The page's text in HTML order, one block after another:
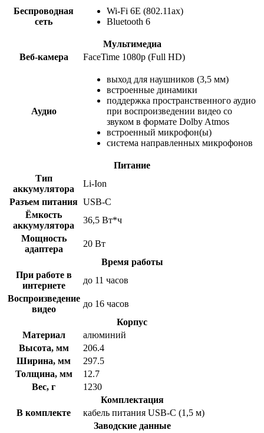
Беспроводная
сеть
Wi-Fi 6E (802.11ax)
Bluetooth 6
Мультимедиа
Веб-камера
FaceTime 1080p (Full HD)
Аудио
выход для наушников (3,5 мм)
встроенные динамики
поддержка пространственного аудио
при воспроизведении видео со
звуком в формате Dolby Atmos
встроенный микрофон(ы)
система направленных микрофонов
Питание
Тип
аккумулятора
Li-Ion
Разъем питания USB-C
Ёмкость
аккумулятора
36,5 Вт*ч
Мощность
адаптера
20 Вт
Время работы
При работе в
интернете
до 11 часов
Воспроизведение
видео
до 16 часов
Корпус
Материал
алюминий
Высота, мм
206.4
Ширина, мм
297.5
Толщина, мм
12.7
Вес, г
1230
Комплектация
В комплекте
кабель питания USB-C (1,5 м)
Заводские данные